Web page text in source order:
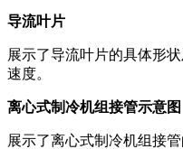
导流叶片
展示了导流叶片的具体形
速度。
离心式制冷机组接管示意图
展示了离心式制冷机组接